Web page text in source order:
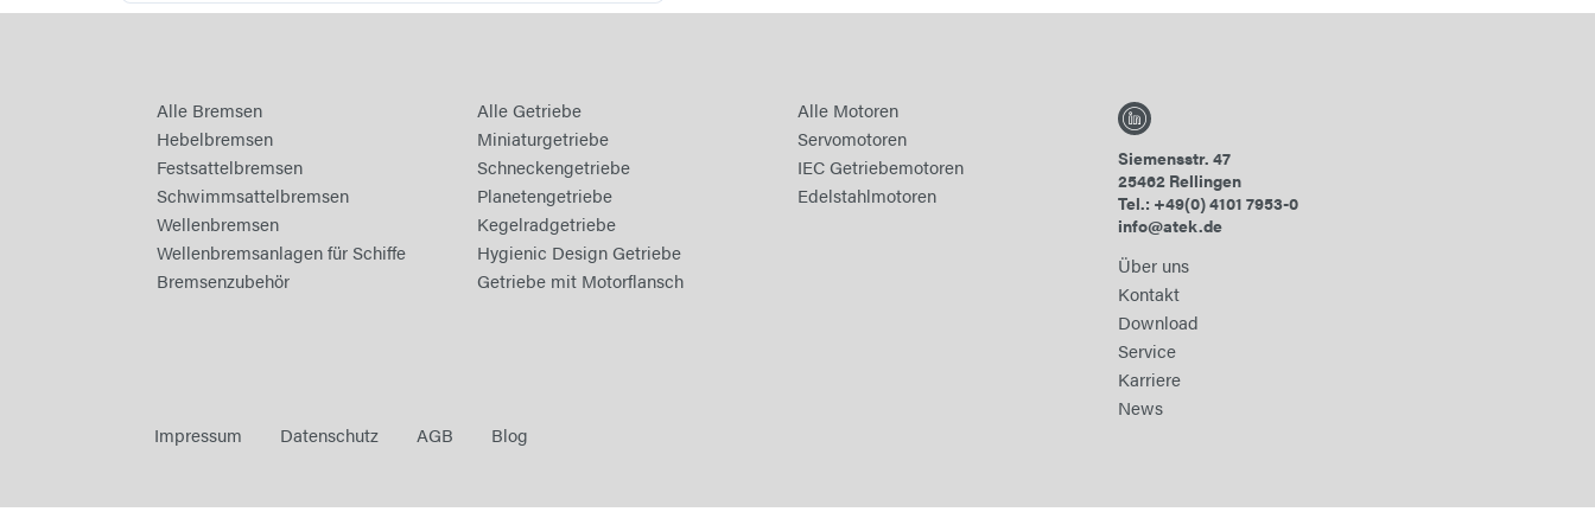
Alle Bremsen
Hebelbremsen
Festsattelbremsen
Schwimmsattelbremsen
Wellenbremsen
Wellenbremsanlagen für Schiffe
Bremsenzubehör
Alle Getriebe
Miniaturgetriebe
Schneckengetriebe
Planetengetriebe
Kegelradgetriebe
Hygienic Design Getriebe
Getriebe mit Motorflansch
Alle Motoren
Servomotoren
IEC Getriebemotoren
Edelstahlmotoren
Siemensstr. 47
25462 Rellingen
Tel.: +49(0) 4101 7953-0
info@atek.de
Über uns
Kontakt
Download
Service
Karriere
News
Impressum
Datenschutz AGB Blog